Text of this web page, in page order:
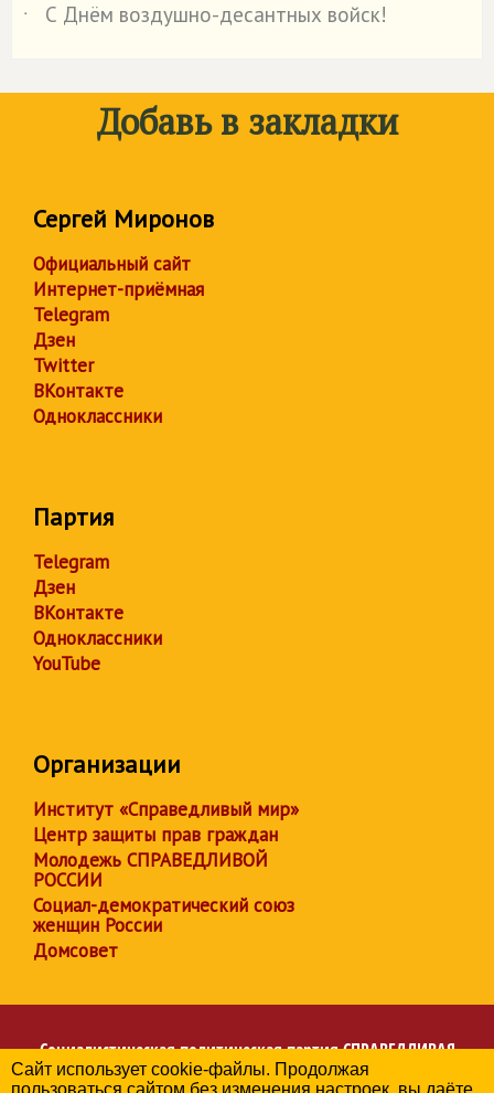
˙
С Днём воздушно-десантных войск!
Добавь в закладки
Сергей Миронов
Официальный сайт
Интернет-приёмная
Telegram
Дзен
Twitter
ВКонтакте
Одноклассники
Партия
Telegram
Дзен
ВКонтакте
Одноклассники
YouTube
Организации
Институт «Справедливый мир»
Центр защиты прав граждан
Молодежь СПРАВЕДЛИВОЙ
РОССИИ
Социал-демократический союз
женщин России
Домсовет
Социалистическая политическая партияСПРАВЕДЛИВАЯ
РОССИЯ
Сайт использует cookie-файлы. Продолжая
пользоваться сайтом без изменения настроек, вы даёте